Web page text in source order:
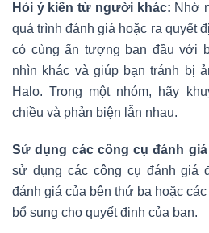
Hỏi ý kiến từ người khác: Nhờ
quá trình đánh giá hoặc ra quyết
có cùng ấn tượng ban đầu với
nhìn khác và giúp bạn tránh bị
Halo. Trong một nhóm, hãy
chiều và phản biện lẫn nhau.
Sử dụng các công cụ đánh
sử dụng các công cụ đánh giá
đánh giá của bên thứ ba hoặc
bổ sung cho quyết định của bạn.